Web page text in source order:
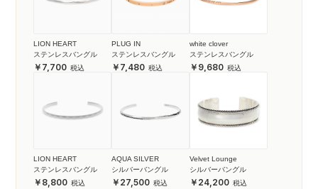
LION HEART
ステンレスバングル
7,700
PLUG IN
ステンレスバングル
7,480
white clover
ステンレスバングル
9,680
LION HEART
ステンレスバングル
8,800
AQUA SILVER
シルバーバングル
27,500
Velvet Lounge
シルバーバングル
24,200